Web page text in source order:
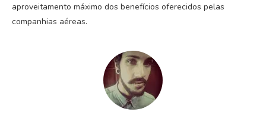
aproveitamento máximo dos benefícios oferecidos pelas
companhias aéreas.